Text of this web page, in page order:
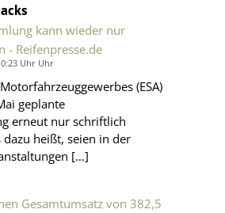
kann wieder nur
- Reifenpresse.de
Uhr Uhr
(ESA)
geplante
erneut nur schriftlich
heißt, seien in der
[…]
Gesamtumsatz von 382,5